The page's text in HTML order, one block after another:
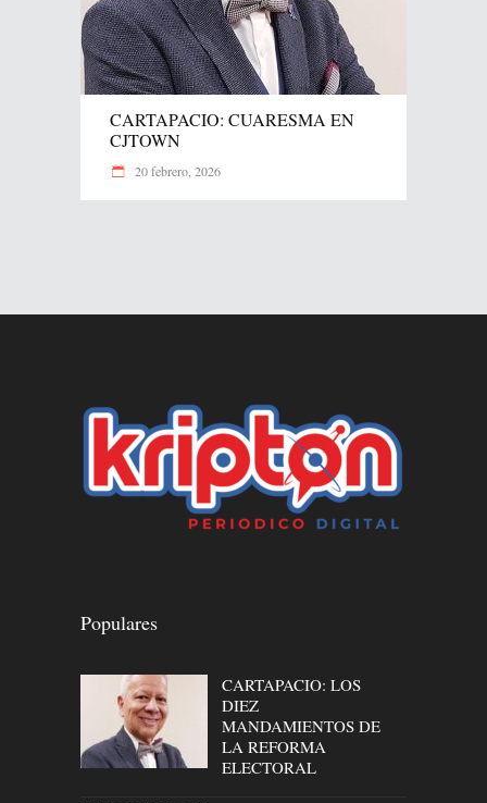
CARTAPACIO: CUARESMA EN
CJTOWN
20 febrero, 2026
Populares
CARTAPACIO: LOS
DIEZ
MANDAMIENTOS DE
LA REFORMA
ELECTORAL